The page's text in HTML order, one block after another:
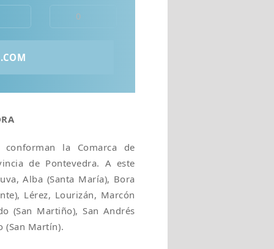
la Comarca de
de Pontevedra. A este
Alba (Santa María), Bora
Lérez, Lourizán, Marcón
(San Martiño), San Andrés
(San Martín).